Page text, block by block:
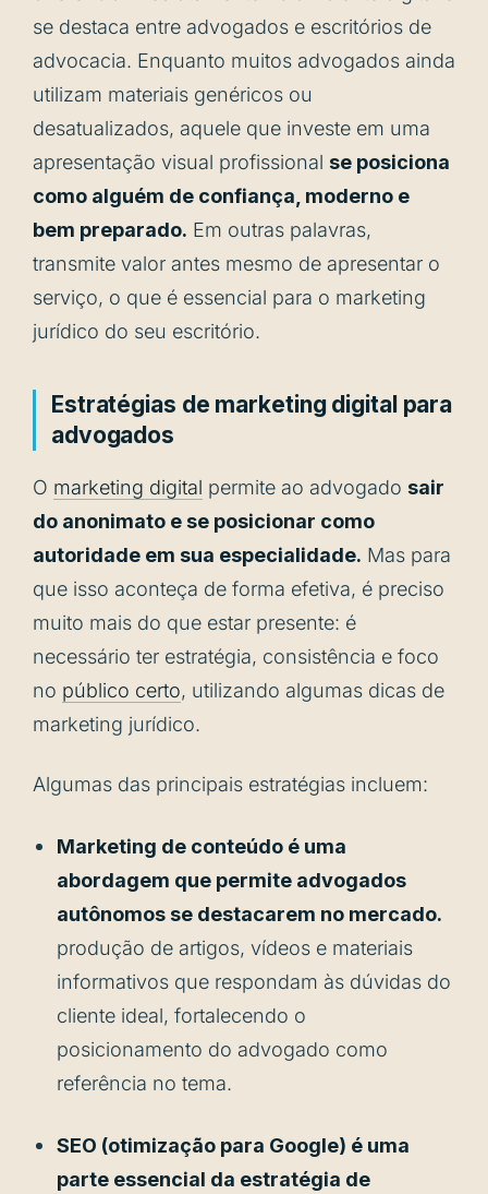
se destaca entre advogados e escritórios de
advocacia. Enquanto muitos advogados ainda
utilizam materiais genéricos ou
desatualizados, aquele que investe em uma
apresentação visual profissional se posiciona
como alguém de confiança, moderno e
bem preparado. Em outras palavras,
transmite valor antes mesmo de apresentar o
serviço, o que é essencial para o marketing
jurídico do seu escritório.
Estratégias de marketing digital para
advogados
O marketing digital permite ao advogado sair
do anonimato e se posicionar como
autoridade em sua especialidade. Mas para
que isso aconteça de forma efetiva, é preciso
muito mais do que estar presente: é
necessário ter estratégia, consistência e foco
no público certo, utilizando algumas dicas de
marketing jurídico.
Algumas das principais estratégias incluem:
Marketing de conteúdo é uma
abordagem que permite advogados
autônomos se destacarem no mercado.
produção de artigos, vídeos e materiais
informativos que respondam às dúvidas do
cliente ideal, fortalecendo o
posicionamento do advogado como
referência no tema.
SEO (otimização para Google) é uma
parte essencial da estratégia de